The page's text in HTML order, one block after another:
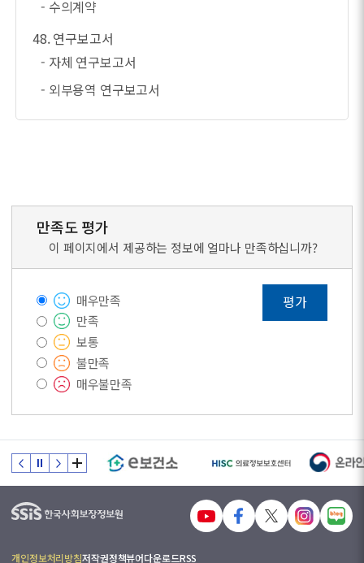
- 수의계약
48. 연구보고서
- 자체 연구보고서
- 외부용역 연구보고서
만족도 평가
이 페이지에서 제공하는 정보에 얼마나 만족하십니까?
매우만족
만족
보통
불만족
매우불만족
평가
개인정보처리방침저작권정책뷰어다운로드RSS